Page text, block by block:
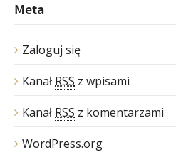
Meta
Zaloguj się
Kanał RSS z wpisami
Kanał RSS z komentarzami
WordPress.org